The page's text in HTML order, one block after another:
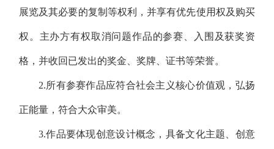
展览及其必要的复制等权利，并享有优先使用权及购买
权。主办方有权取消问题作品的参赛、入围及获奖资
格，并收回已发出的奖金、奖牌、证书等荣誉。
2.所有参赛作品应符合社会主义核心价值观，弘扬
正能量，符合大众审美。
3.作品要体现创意设计概念，具备文化主题、创意